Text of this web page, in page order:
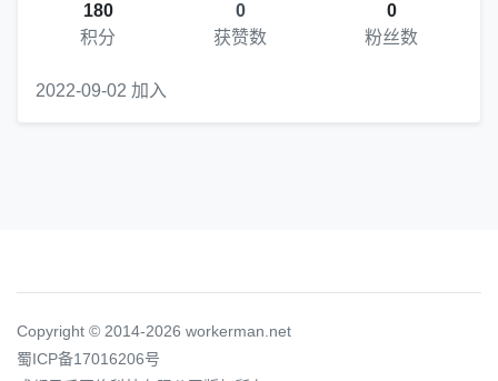
180
积分
0
获赞数
0
粉丝数
2022-09-02 加入
Copyright © 2014-2026 workerman.net
蜀ICP备17016206号